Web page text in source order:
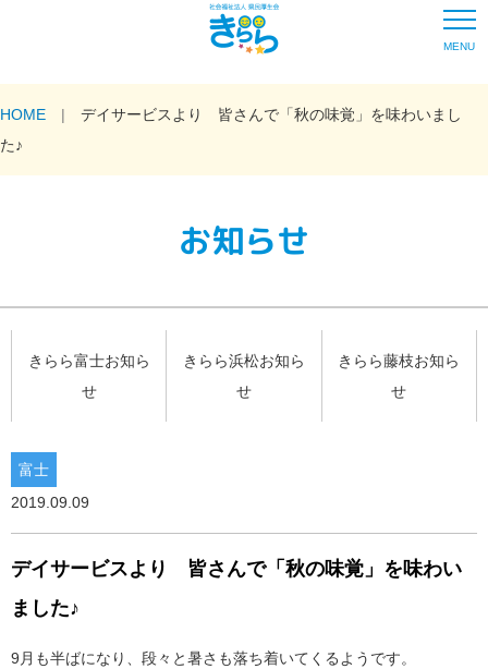
MENU
HOME
デイサービスより 皆さんで「秋の味覚」を味わいまし
た♪
お知らせ
きらら富士お知ら
せ
きらら浜松お知ら
せ
きらら藤枝お知ら
せ
富士
2019.09.09
デイサービスより 皆さんで「秋の味覚」を味わい
ました♪
9月も半ばになり、段々と暑さも落ち着いてくるようです。